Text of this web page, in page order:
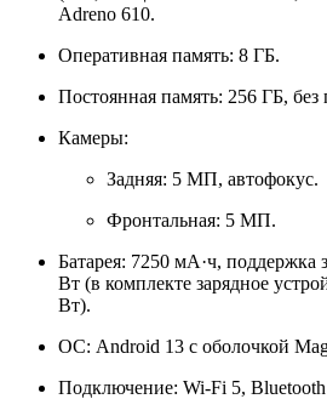
Adreno 610.
Оперативная память: 8 ГБ.
Постоянная память: 256 ГБ,
Камеры:
Задняя: 5 МП, автофокус.
Фронтальная: 5 МП.
Батарея: 7250 мА·ч,
Вт (в комплекте зарядное
Вт).
ОС: Android 13 с оболочкой
Подключение: Wi-Fi 5, Bluetooth